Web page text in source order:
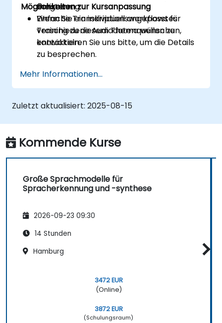
meistern.
Einfache Transkriptionsworkflows für
verschiedene Audiodatenquellen zu
entwickeln.
Umgebung.
Möglichkeiten zur Kursanpassung
Wenn Sie ein individuell angepasstes
Training zu diesem Thema wünschen,
kontaktieren Sie uns bitte, um die Details
zu besprechen.
Mehr Informationen...
Zuletzt aktualisiert: 2025-08-15
Kommende Kurse
Große Sprachmodelle für
Spracherkennung und -synthese
2026-09-23 09:30
14 Stunden
Hamburg
3472 EUR
(Online)
3872 EUR
(Schulungsraum)